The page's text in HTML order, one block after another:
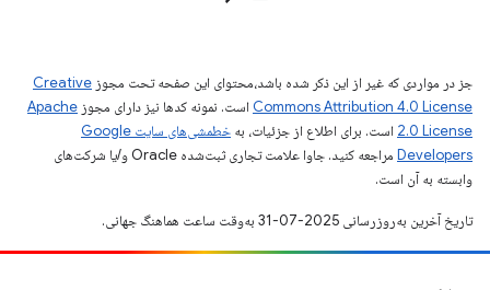
جز در مواردی که غیر از این ذکر شده باشد،‌محتوای این صفحه تحت مجوز Creative
Commons Attribution 4.0 License است. نمونه کدها نیز دارای مجوز Apache
2.0 License است. برای اطلاع از جزئیات، به
خطمشی‌های سایت Google
Developers‏
مراجعه کنید. جاوا علامت تجاری ثبت‌شده Oracle و/یا شرکت‌های
وابسته به آن است.
تاریخ آخرین به‌روزرسانی 2025-07-31 به‌وقت ساعت هماهنگ جهانی.